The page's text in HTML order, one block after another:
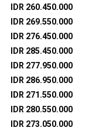
IDR 260.450.000
IDR 269.550.000
IDR 276.450.000
IDR 285.450.000
IDR 277.950.000
IDR 286.950.000
IDR 271.550.000
IDR 280.550.000
IDR 273.050.000